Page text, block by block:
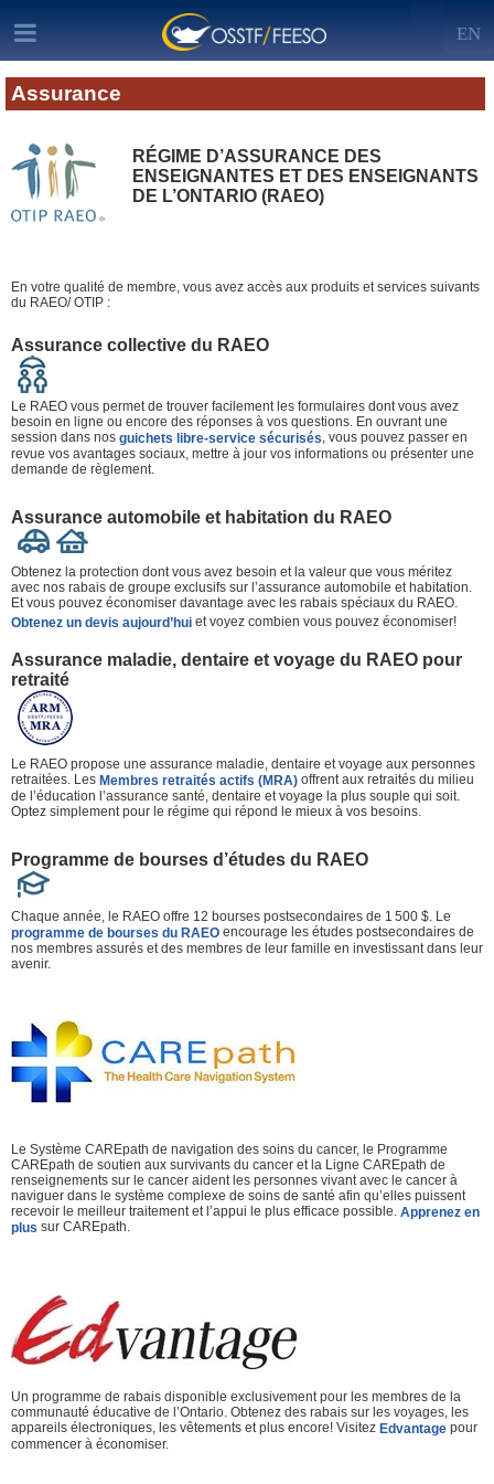
EN
Assurance
RÉGIME D’ASSURANCE DES
ENSEIGNANTES ET DES ENSEIGNANTS
DE L’ONTARIO (RAEO)
En votre qualité de membre, vous avez accès aux produits et services suivants
du RAEO/ OTIP :
Assurance collective du RAEO
Le RAEO vous permet de trouver facilement les formulaires dont vous avez
besoin en ligne ou encore des réponses à vos questions. En ouvrant une
session dans nos guichets libre-service sécurisés, vous pouvez passer en
revue vos avantages sociaux, mettre à jour vos informations ou présenter une
demande de règlement.
Assurance automobile et habitation du RAEO
Obtenez la protection dont vous avez besoin et la valeur que vous méritez
avec nos rabais de groupe exclusifs sur l’assurance automobile et habitation.
Et vous pouvez économiser davantage avec les rabais spéciaux du RAEO.
Obtenez un devis aujourd’hui et voyez combien vous pouvez économiser!
Assurance maladie, dentaire et voyage du RAEO pour
retraité
Le RAEO propose une assurance maladie, dentaire et voyage aux personnes
retraitées. Les Membres retraités actifs (MRA) offrent aux retraités du milieu
de l’éducation l’assurance santé, dentaire et voyage la plus souple qui soit.
Optez simplement pour le régime qui répond le mieux à vos besoins.
Programme de bourses d’études du RAEO
Chaque année, le RAEO offre 12 bourses postsecondaires de 1 500 $. Le
programme de bourses du RAEO encourage les études postsecondaires de
nos membres assurés et des membres de leur famille en investissant dans leur
avenir.
Le Système CAREpath de navigation des soins du cancer, le Programme
CAREpath de soutien aux survivants du cancer et la Ligne CAREpath de
renseignements sur le cancer aident les personnes vivant avec le cancer à
naviguer dans le système complexe de soins de santé afin qu’elles puissent
recevoir le meilleur traitement et l’appui le plus efficace possible. Apprenez en
plus sur CAREpath.
Un programme de rabais disponible exclusivement pour les membres de la
communauté éducative de l’Ontario. Obtenez des rabais sur les voyages, les
appareils électroniques, les vêtements et plus encore! Visitez Edvantage pour
commencer à économiser.